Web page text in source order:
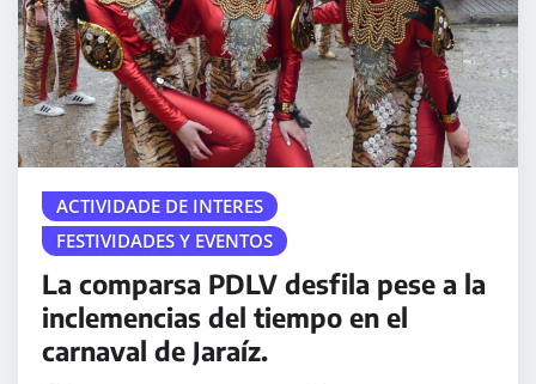
ACTIVIDADE DE INTERES
FESTIVIDADES Y EVENTOS
La comparsa PDLV desfila pese a la
inclemencias del tiempo en el
carnaval de Jaraíz.